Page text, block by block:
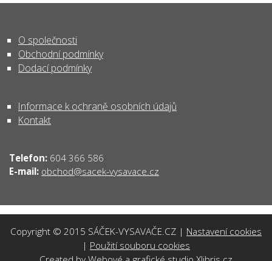
O společnosti
Obchodní podmínky
Dodací podmínky
Informace k ochraně osobních údajů
Kontakt
Telefon: 604 366 586
E-mail: obchod@sacek-vysavace.cz
Copyright © 2015 SÁČEK-VYSAVAČE.CZ | Nastavení cookies
| Použití souboru cookies